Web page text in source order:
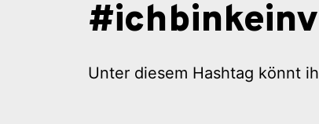
Unter diesem Hashtag könnt